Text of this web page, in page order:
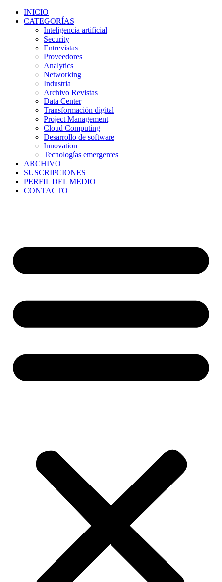
INICIO
CATEGORÍAS
Inteligencia artificial
Security
Entrevistas
Proveedores
Analytics
Networking
Industria
Archivo Revistas
Data Center
Transformación digital
Project Management
Cloud Computing
Desarrollo de software
Innovation
Tecnologías emergentes
ARCHIVO
SUSCRIPCIONES
PERFIL DEL MEDIO
CONTACTO